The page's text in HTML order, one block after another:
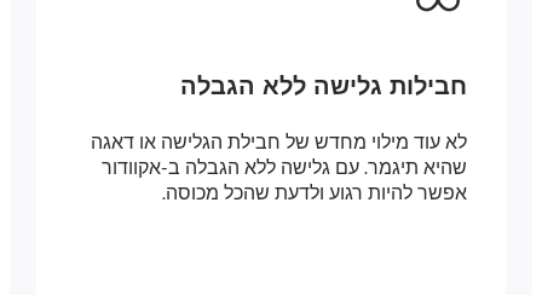
חבילות גלישה ללא הגבלה
לא עוד מילוי מחדש של חבילת הגלישה או דאגה
שהיא תיגמר. עם גלישה ללא הגבלה ב-אקוודור
אפשר להיות רגוע ולדעת שהכל מכוסה.